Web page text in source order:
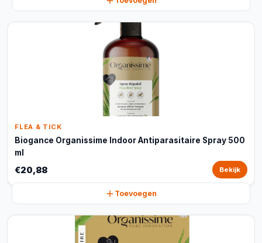
FLEA & TICK
Biogance Organissime Indoor Antiparasitaire Spray 500
ml
€20,88 Bekijk
Toevoegen